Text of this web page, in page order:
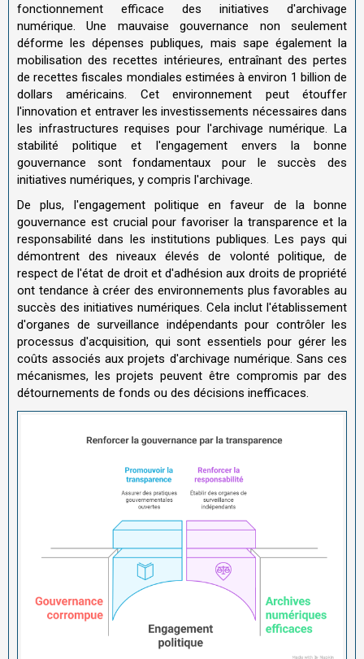
fonctionnement efficace des initiatives d'archivage
numérique. Une mauvaise gouvernance non seulement
déforme les dépenses publiques, mais sape également la
mobilisation des recettes intérieures, entraînant des pertes
de recettes fiscales mondiales estimées à environ 1 billion de
dollars américains. Cet environnement peut étouffer
l'innovation et entraver les investissements nécessaires dans
les infrastructures requises pour l'archivage numérique. La
stabilité politique et l'engagement envers la bonne
gouvernance sont fondamentaux pour le succès des
initiatives numériques, y compris l'archivage.
De plus, l'engagement politique en faveur de la bonne
gouvernance est crucial pour favoriser la transparence et la
responsabilité dans les institutions publiques. Les pays qui
démontrent des niveaux élevés de volonté politique, de
respect de l'état de droit et d'adhésion aux droits de propriété
ont tendance à créer des environnements plus favorables au
succès des initiatives numériques. Cela inclut l'établissement
d'organes de surveillance indépendants pour contrôler les
processus d'acquisition, qui sont essentiels pour gérer les
coûts associés aux projets d'archivage numérique. Sans ces
mécanismes, les projets peuvent être compromis par des
détournements de fonds ou des décisions inefficaces.